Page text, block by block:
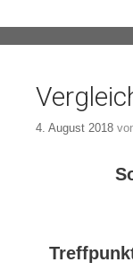
4. August 2018